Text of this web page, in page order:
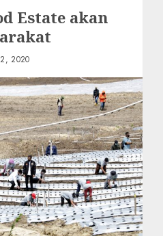
Estate akan
2020